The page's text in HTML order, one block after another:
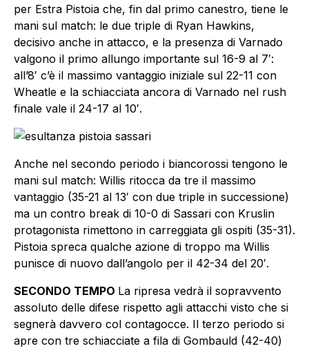
per Estra Pistoia che, fin dal primo canestro, tiene le
mani sul match: le due triple di Ryan Hawkins,
decisivo anche in attacco, e la presenza di Varnado
valgono il primo allungo importante sul 16-9 al 7′:
all’8′ c’è il massimo vantaggio iniziale sul 22-11 con
Wheatle e la schiacciata ancora di Varnado nel rush
finale vale il 24-17 al 10′.
Anche nel secondo periodo i biancorossi tengono le
mani sul match: Willis ritocca da tre il massimo
vantaggio (35-21 al 13′ con due triple in successione)
ma un contro break di 10-0 di Sassari con Kruslin
protagonista rimettono in carreggiata gli ospiti (35-31).
Pistoia spreca qualche azione di troppo ma Willis
punisce di nuovo dall’angolo per il 42-34 del 20′.
SECONDO TEMPO La ripresa vedrà il sopravvento
assoluto delle difese rispetto agli attacchi visto che si
segnerà davvero col contagocce. Il terzo periodo si
apre con tre schiacciate a fila di Gombauld (42-40)